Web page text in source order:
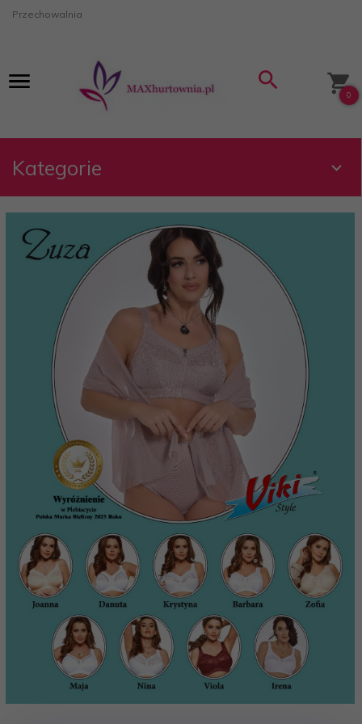
Przechowalnia
0
Kategorie